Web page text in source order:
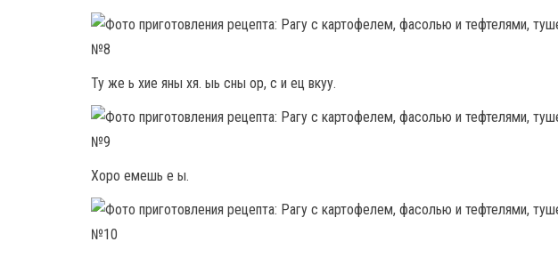
Ту же ь хие яны хя. ыь сны ор, с и ец вкуу.
Хоро емешь е ы.